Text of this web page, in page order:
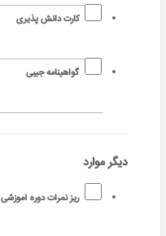
کارت دانش پذیری
گواهینامه جیبی
دیگر موارد
ریز نمرات دوره آموزشی